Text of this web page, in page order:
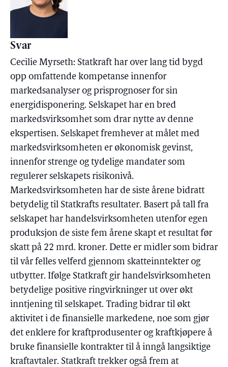
Svar
Cecilie Myrseth: Statkraft har over lang tid bygd
opp omfattende kompetanse innenfor
markedsanalyser og prisprognoser for sin
energidisponering. Selskapet har en bred
markedsvirksomhet som drar nytte av denne
ekspertisen. Selskapet fremhever at målet med
markedsvirksomheten er økonomisk gevinst,
innenfor strenge og tydelige mandater som
regulerer selskapets risikonivå.
Markedsvirksomheten har de siste årene bidratt
betydelig til Statkrafts resultater. Basert på tall fra
selskapet har handelsvirksomheten utenfor egen
produksjon de siste fem årene skapt et resultat før
skatt på 22 mrd. kroner. Dette er midler som bidrar
til vår felles velferd gjennom skatteinntekter og
utbytter. Ifølge Statkraft gir handelsvirksomheten
betydelige positive ringvirkninger ut over økt
inntjening til selskapet. Trading bidrar til økt
aktivitet i de finansielle markedene, noe som gjør
det enklere for kraftprodusenter og kraftkjøpere å
bruke finansielle kontrakter til å inngå langsiktige
kraftavtaler. Statkraft trekker også frem at